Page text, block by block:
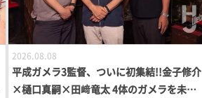
2026.08.08
平成ガメラ3監督、ついに初集結!!金子修介
×樋口真嗣×田﨑竜太 4体のガメラを未来